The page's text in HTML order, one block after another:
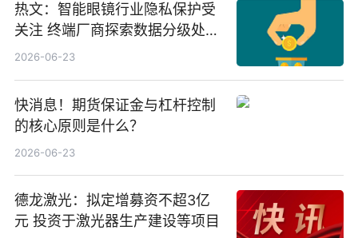
热文：智能眼镜行业隐私保护受
关注 终端厂商探索数据分级处理
等方案
2026-06-23
快消息！期货保证金与杠杆控制
的核心原则是什么？
2026-06-23
德龙激光：拟定增募资不超3亿
元 投资于激光器生产建设等项目